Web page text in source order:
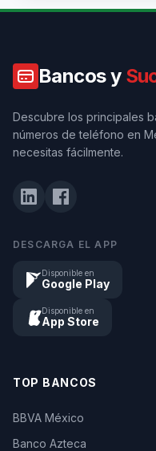
Bancos y
Descubre los principales
números de teléfono en
necesitas fácilmente.
DESCARGA EL APP
Disponible en
Google Play
Disponible en
App Store
TOP BANCOS
BBVA México
Banco Azteca